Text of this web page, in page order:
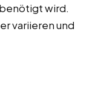
wird.
variieren und